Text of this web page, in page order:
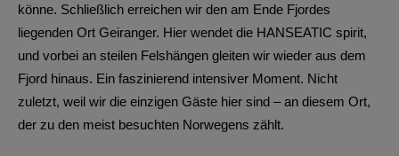
könne. Schließlich erreichen wir den am Ende Fjordes
liegenden Ort Geiranger. Hier wendet die HANSEATIC spirit,
und vorbei an steilen Felshängen gleiten wir wieder aus dem
Fjord hinaus. Ein faszinierend intensiver Moment. Nicht
zuletzt, weil wir die einzigen Gäste hier sind – an diesem Ort,
der zu den meist besuchten Norwegens zählt.